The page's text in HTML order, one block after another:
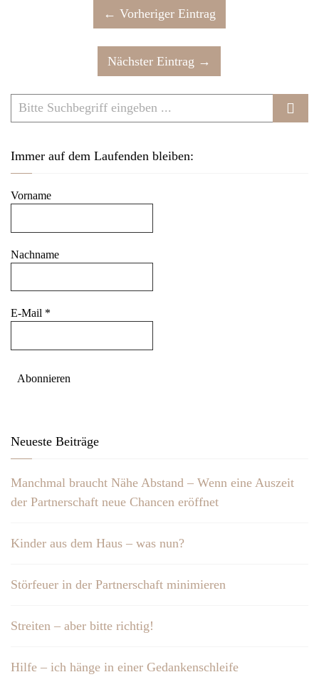
← Vorheriger Eintrag
Nächster Eintrag →
Immer auf dem Laufenden bleiben:
Vorname
Nachname
E-Mail *
Neueste Beiträge
Manchmal braucht Nähe Abstand – Wenn eine Auszeit
der Partnerschaft neue Chancen eröffnet
Kinder aus dem Haus – was nun?
Störfeuer in der Partnerschaft minimieren
Streiten – aber bitte richtig!
Hilfe – ich hänge in einer Gedankenschleife